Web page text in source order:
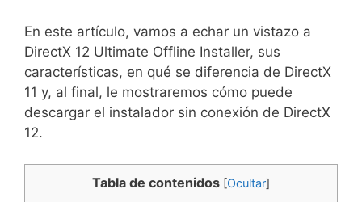
En este artículo, vamos a echar un vistazo a
DirectX 12 Ultimate Offline Installer, sus
características, en qué se diferencia de DirectX
11 y, al final, le mostraremos cómo puede
descargar el instalador sin conexión de DirectX
12.
Tabla de contenidos [Ocultar]